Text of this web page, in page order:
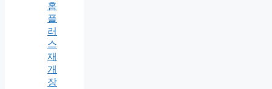
홈
플
러
스
재
개
장